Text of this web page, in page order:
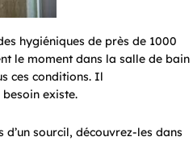
hygiéniques de près de 1000
le moment dans la salle de bain
ces conditions. Il
existe.
sourcil, découvrez-les dans